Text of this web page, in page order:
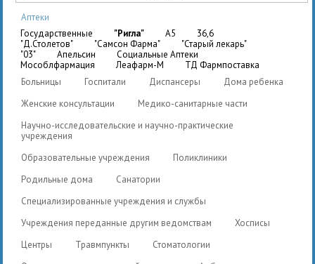
Аптеки
государственные
"Ригла" A5
36,6
"Д.Столетов"
"Самсон Фарма"
"Старый лекарь"
"03"
Апельсин
Социальные Аптеки
Мособлфармация
Леафарм-М
ТД Фармпоставка
Больницы
Госпитали Диспансеры
Дома ребенка
Женские консультации
Медико-санитарные части
Научно-исследовательские и научно-практические
учреждения
Образовательные учреждения
Поликлиники
Родильные дома
Санатории
Специализированные учреждения и службы
Учреждения переданные другим ведомствам
Хосписы
Центры
Травмпункты
Стоматологии